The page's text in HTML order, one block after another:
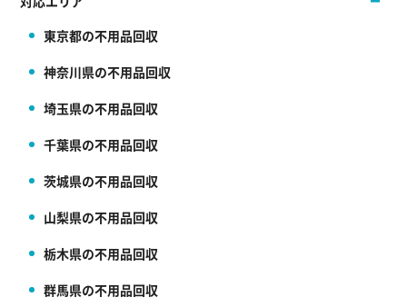
東京都の不用品回収
神奈川県の不用品回収
埼玉県の不用品回収
千葉県の不用品回収
茨城県の不用品回収
山梨県の不用品回収
栃木県の不用品回収
群馬県の不用品回収